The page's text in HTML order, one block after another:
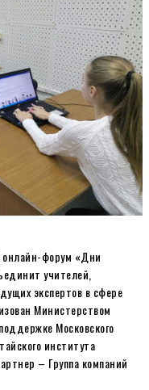
онлайн-форум «Дни
учителей,
экспертов в сфере
Министерством
Московского
института
– Группа компаний